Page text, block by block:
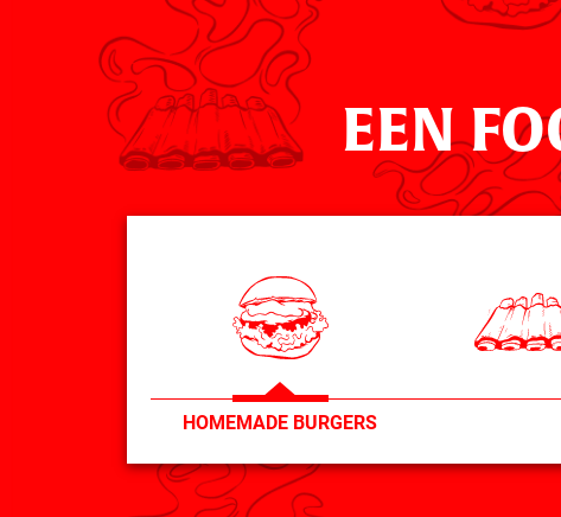
EEN
HOMEMADE BURGERS